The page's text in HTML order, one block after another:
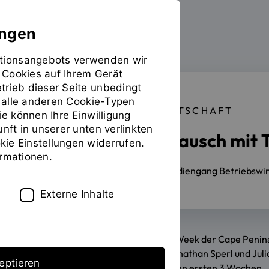
FAKULTÄT BETRIEBSWIRTSCHAFT
Studierendenaustausch mit
Erstmals findet im Studiengang
Im Rahmen der ersten International Week der Cape
Studierenden in Kapstadt begrüßt: Jonathan Sperl und
verwenden wir
auf Ihrem Gerät
dieser Seite unbedingt
anderen Cookie-Typen
können Ihre Einwilligung
in unserer unten verlinkten
Einstellungen widerrufen.
Externe Inhalte